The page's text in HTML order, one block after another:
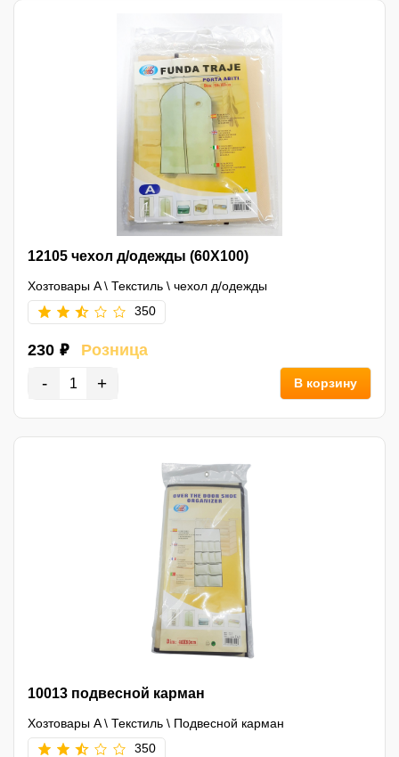
12105 чехол д/одежды (60X100)
Хозтовары A\ Текстиль \ чехол д/одежды
350
230 ₽ Розница
- + В корзину
10013 подвесной карман
Хозтовары A\ Текстиль \ Подвесной карман
350